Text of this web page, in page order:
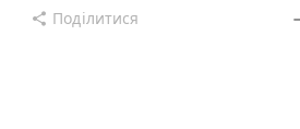
share Поділитися